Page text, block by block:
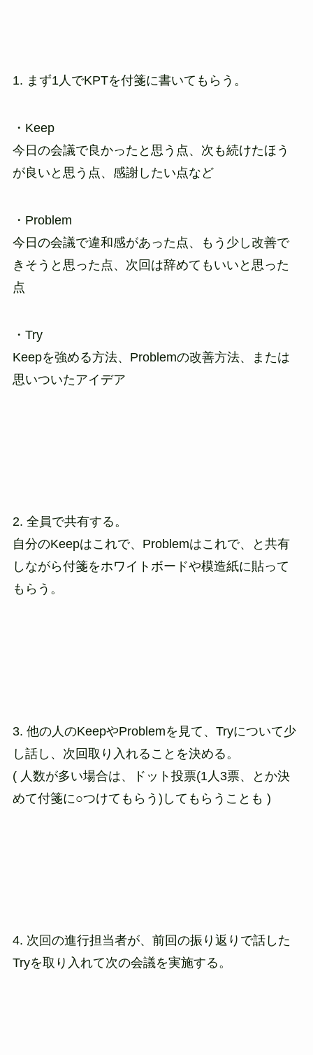
1. まず1人でKPTを付箋に書いてもらう。
・Keep
今日の会議で良かったと思う点、次も続けたほう
が良いと思う点、感謝したい点など
・Problem
今日の会議で違和感があった点、もう少し改善で
きそうと思った点、次回は辞めてもいいと思った
点
・Try
Keepを強める方法、Problemの改善方法、または
思いついたアイデア
2. 全員で共有する。
自分のKeepはこれで、Problemはこれで、と共有
しながら付箋をホワイトボードや模造紙に貼って
もらう。
3. 他の人のKeepやProblemを見て、Tryについて少
し話し、次回取り入れることを決める。
( 人数が多い場合は、ドット投票(1人3票、とか決
めて付箋に○つけてもらう)してもらうことも )
4. 次回の進行担当者が、前回の振り返りで話した
Tryを取り入れて次の会議を実施する。